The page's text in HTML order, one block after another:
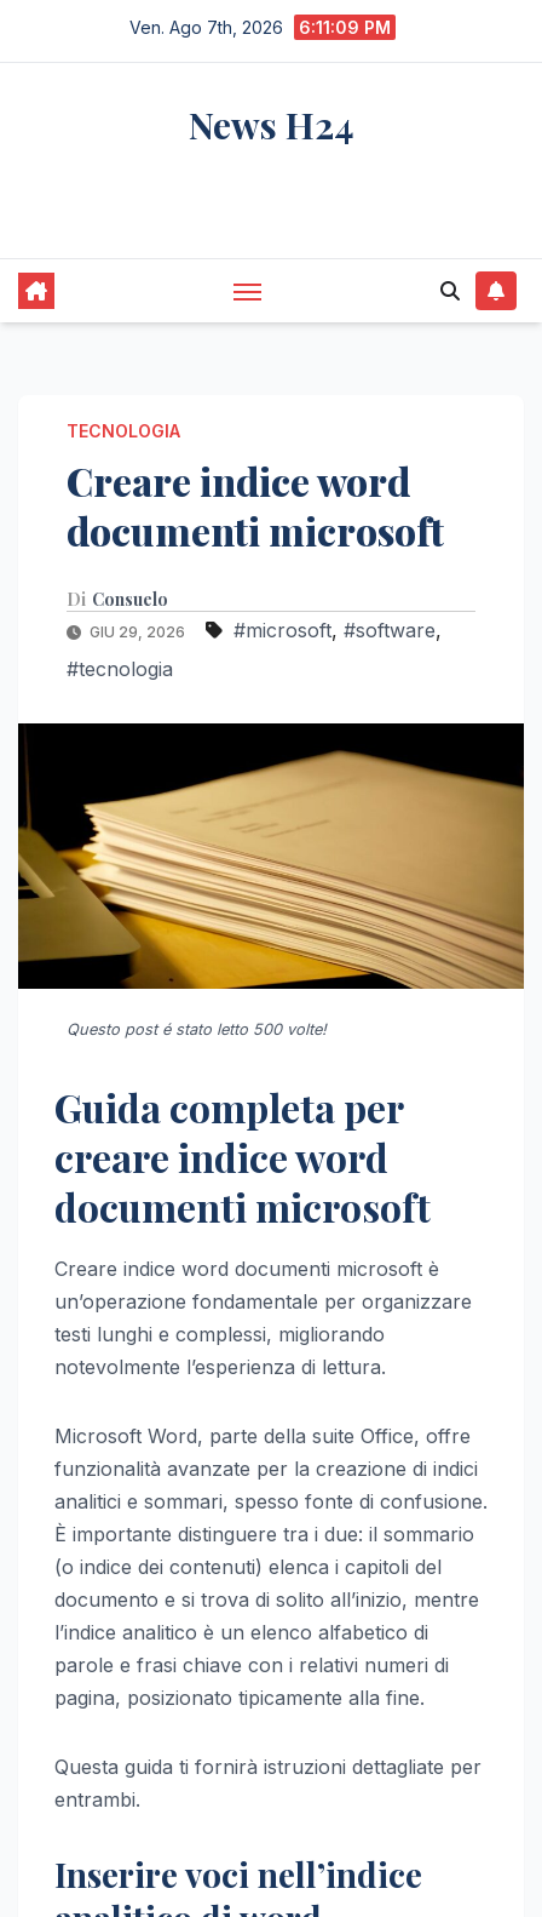
Ven. Ago 7th, 2026 6:11:10 PM
News H24
TECNOLOGIA
Creare indice word
documenti microsoft
Di Consuelo
GIU 29, 2026 #microsoft, #software,
#tecnologia
Questo post é stato letto 500 volte!
Guida completa per
creare indice word
documenti microsoft
Creare indice word documenti microsoft è
un’operazione fondamentale per organizzare
testi lunghi e complessi, migliorando
notevolmente l’esperienza di lettura.
Microsoft Word, parte della suite Office, offre
funzionalità avanzate per la creazione di indici
analitici e sommari, spesso fonte di confusione.
È importante distinguere tra i due: il sommario
(o indice dei contenuti) elenca i capitoli del
documento e si trova di solito all’inizio, mentre
l’indice analitico è un elenco alfabetico di
parole e frasi chiave con i relativi numeri di
pagina, posizionato tipicamente alla fine.
Questa guida ti fornirà istruzioni dettagliate per
entrambi.
Inserire voci nell’indice